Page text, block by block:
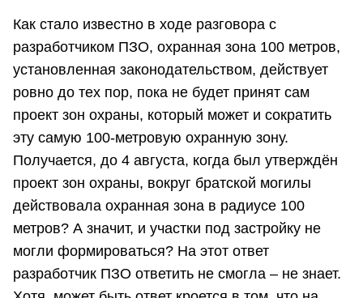
Как стало известно в ходе разговора с
разработчиком ПЗО, охранная зона 100 метров,
установленная законодательством, действует
ровно до тех пор, пока не будет принят сам
проект зон охраны, который может и сократить
эту самую 100-метровую охранную зону.
Получается, до 4 августа, когда был утверждён
проект зон охраны, вокруг братской могилы
действовала охранная зона в радиусе 100
метров? А значит, и участки под застройку не
могли формироваться? На этот ответ
разработчик ПЗО ответить не смогла – не знает.